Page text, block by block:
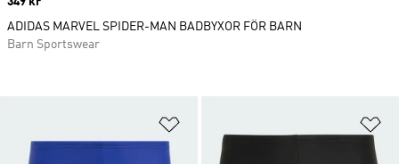
ADIDAS MARVEL SPIDER-MAN BADBYXOR FÖR BARN
Barn Sportswear